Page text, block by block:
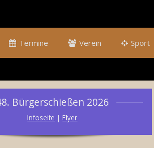
Termine Verein Sport
Bürgerschießen 2026
Infoseite | Flyer